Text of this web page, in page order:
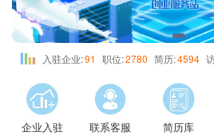
入驻企业:91 职位:2780 简历:4594
企业入驻 联系客服 简历库